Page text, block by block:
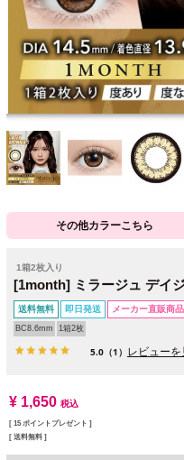
その他カラーこちら
1箱2枚入り
[1month] ミラージュ デイ
送料無料 即日発送 メーカー直販商品
BC8.6mm 1箱2枚
5.0 （1） レビューを
¥ 1,650 税込
[ 15 ポイントプレゼント ]
送料無料